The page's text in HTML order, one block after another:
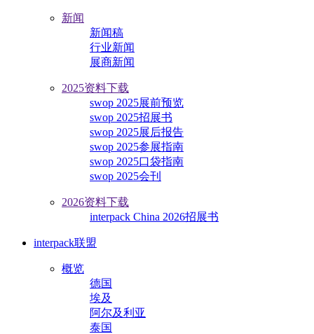
新闻
新闻稿
行业新闻
展商新闻
2025资料下载
swop 2025展前预览
swop 2025招展书
swop 2025展后报告
swop 2025参展指南
swop 2025口袋指南
swop 2025会刊
2026资料下载
interpack China 2026招展书
interpack联盟
概览
德国
埃及
阿尔及利亚
泰国